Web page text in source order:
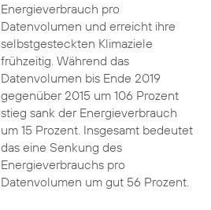
Energieverbrauch pro
Datenvolumen und erreicht ihre
selbstgesteckten Klimaziele
frühzeitig. Während das
Datenvolumen bis Ende 2019
gegenüber 2015 um 106 Prozent
stieg sank der Energieverbrauch
um 15 Prozent. Insgesamt bedeutet
das eine Senkung des
Energieverbrauchs pro
Datenvolumen um gut 56 Prozent.